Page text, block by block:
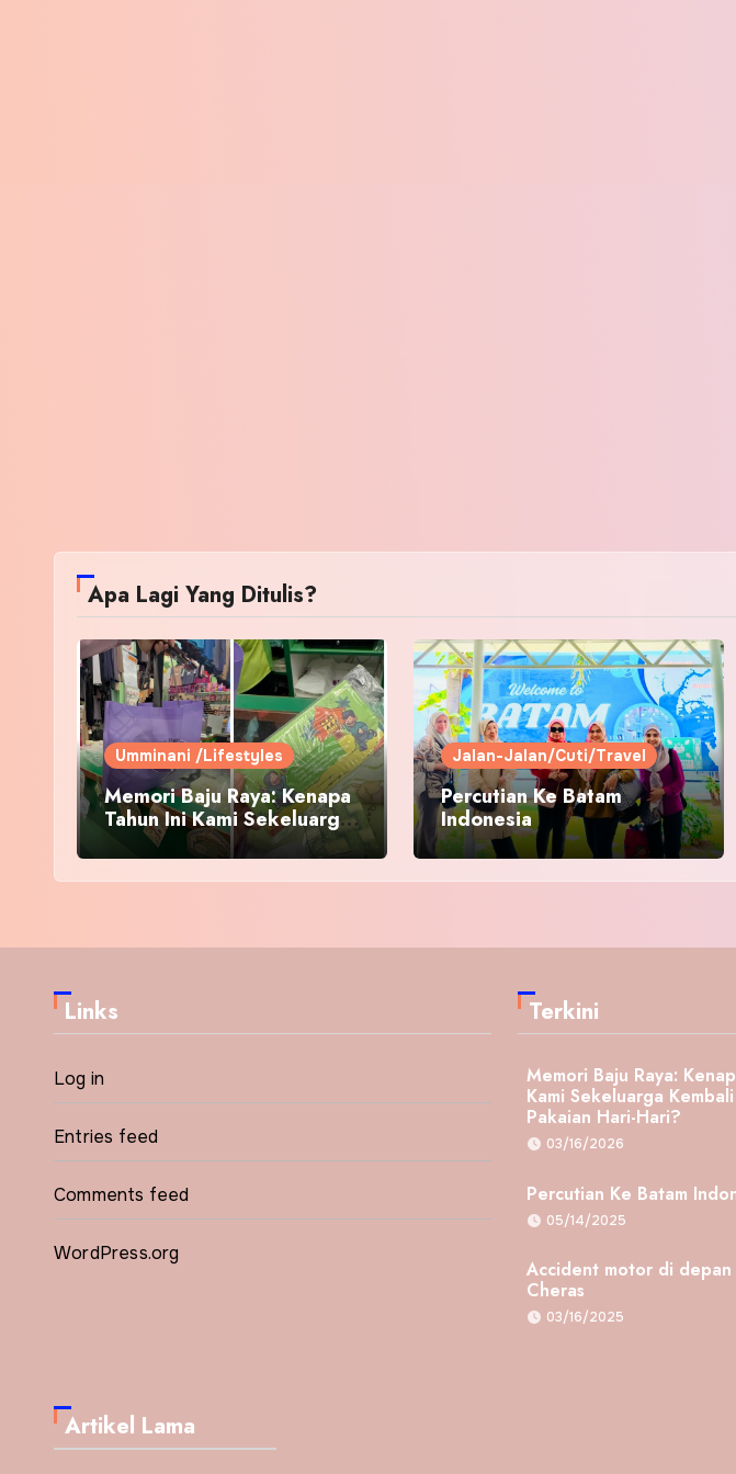
Apa Lagi Yang Ditulis?
Umminani /Lifestyles
Memori Baju Raya: Kenapa
Tahun Ini Kami Sekeluarga
Kembali ke Pusat Pakaian
Hari-Hari?
Jalan-Jalan/Cuti/Travel
Percutian Ke Batam
Indonesia
Links
Log in
Entries feed
Comments feed
WordPress.org
Terkini
Memori Baju Raya:
Kami Sekeluarga
Pakaian Hari-Hari?
03/16/2026
Percutian Ke Batam
05/14/2025
Accident motor di depan
Cheras
03/16/2025
Artikel Lama